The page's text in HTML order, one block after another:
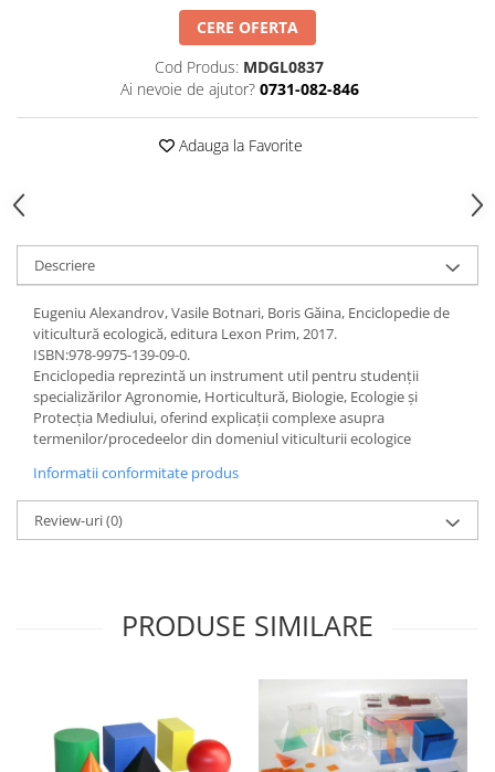
Videoproiectoare si Echipamente IT
Videoproiectoare
Videoproiectoare
Laptopuri si Accesorii
Accesorii Laptopuri
All in One/PC
All in One
Periferice PC
Conectivitate si Accesorii
Monitoare
Tablete si Accesorii
Imprimante si Multifunctionale
Imprimante si Scanere 3D
Camere Videoconferinta
Boxe si Soundbar
CERE OFERTA
Cod Produs: MDGL0837
Ai nevoie de ajutor? 0731-082-846
Adauga la Favorite
Descriere
Eugeniu Alexandrov, Vasile Botnari, Boris Găina, Enciclopedie de
viticultură ecologică, editura Lexon Prim, 2017.
ISBN:978-9975-139-09-0.
Enciclopedia reprezintă un instrument util pentru studenţii
specializărilor Agronomie, Horticultură, Biologie, Ecologie şi
Protecţia Mediului, oferind explicaţii complexe asupra
termenilor/procedeelor din domeniul viticulturii ecologice
Informatii conformitate produs
Review-uri(0)
PRODUSE SIMILARE